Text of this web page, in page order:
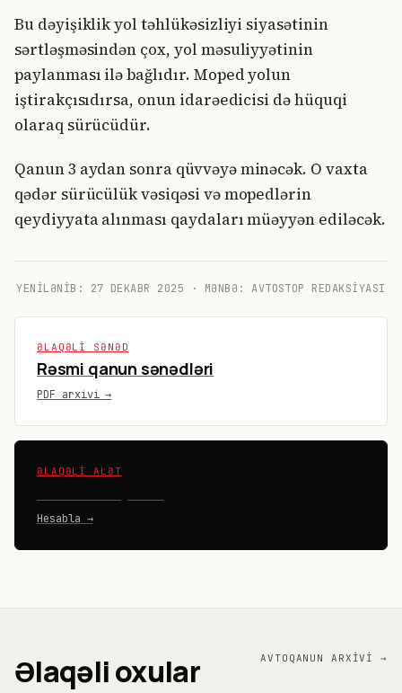
Bu dəyişiklik yol təhlükəsizliyi siyasətinin
sərtləşməsindən çox, yol məsuliyyətinin
paylanması ilə bağlıdır. Moped yolun
iştirakçısıdırsa, onun idarəedicisi də hüquqi
olaraq sürücüdür.
Qanun 3 aydan sonra qüvvəyə minəcək. O vaxta
qədər sürücülük vəsiqəsi və mopedlərin
qeydiyyata alınması qaydaları müəyyən ediləcək.
YENILƏNIB: 27 DEKABR 2025 · MƏNBƏ: AVTOSTOP REDAKSIYASI
ƏLAQƏLI SƏNƏD
Rəsmi qanun sənədləri
PDF arxivi →
ƏLAQƏLI ALƏT
Hesabla →
Əlaqəli oxular AVTO QANUN ARXIVI →